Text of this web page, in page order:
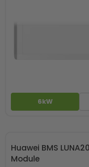
6kW
Huawei BMS
Module